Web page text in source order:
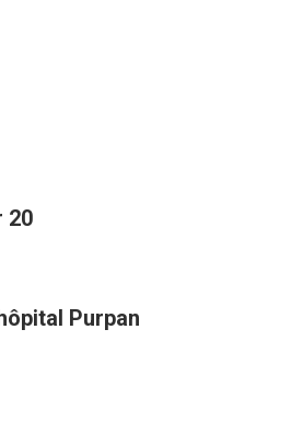
20
Purpan